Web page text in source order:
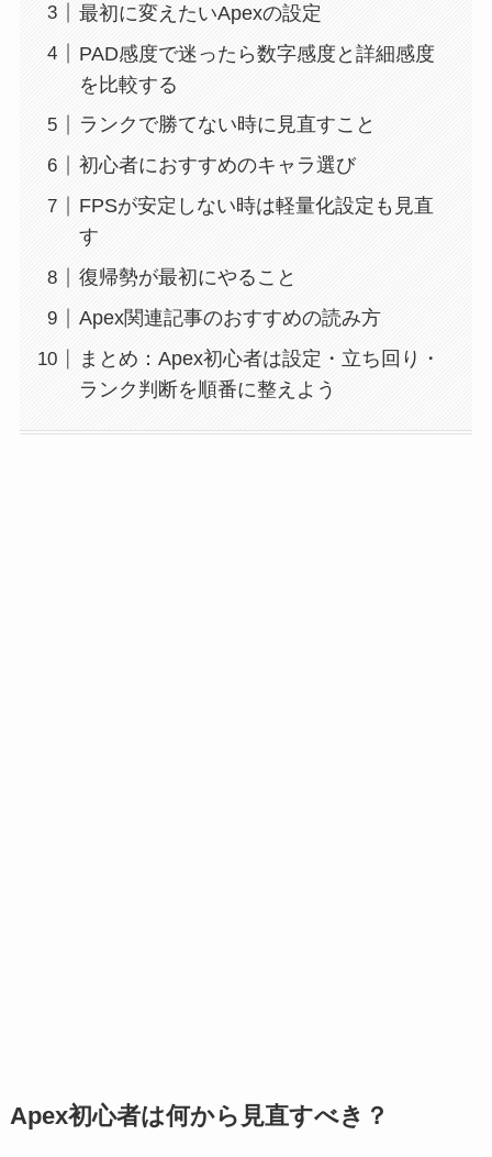
最初に変えたいApexの設定
PAD感度で迷ったら数字感度と詳細感度
を比較する
ランクで勝てない時に見直すこと
初心者におすすめのキャラ選び
FPSが安定しない時は軽量化設定も見直
す
復帰勢が最初にやること
Apex関連記事のおすすめの読み方
まとめ：Apex初心者は設定・立ち回り・
ランク判断を順番に整えよう
Apex初心者は何から見直すべき？